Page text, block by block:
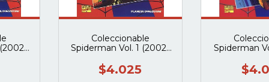
Coleccionable
Spiderman Vol. 1 (2002-
deagostini)
$4.025
Spiderman